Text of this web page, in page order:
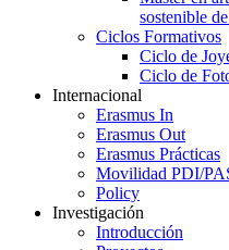
sostenible
Ciclos Formativos
Ciclo de
Ciclo de
Internacional
Erasmus In
Erasmus Out
Erasmus Prácticas
Movilidad PDI/
Policy
Investigación
Introducción